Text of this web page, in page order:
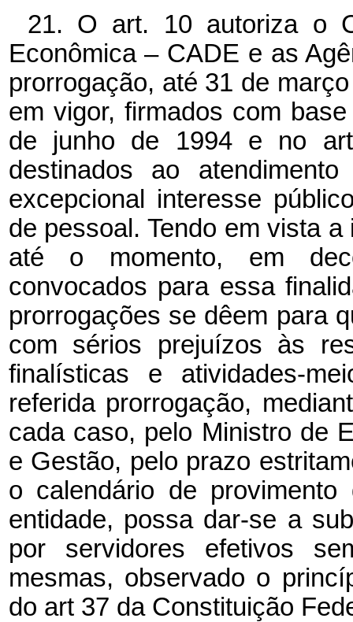
21. O art. 10 autoriza o
Econômica – CADE e as
prorrogação, até 31 de
em vigor, firmados com
de junho de 1994 e no
destinados ao
excepcional interesse
de pessoal. Tendo em vista
até o momento, em
convocados para essa
prorrogações se dêem para
com sérios prejuízos às
finalísticas e atividades-
referida prorrogação,
cada caso, pelo Ministro de
e Gestão, pelo prazo
o calendário de
entidade, possa dar-se a
por servidores efetivos
mesmas, observado o
do art 37 da Constituição